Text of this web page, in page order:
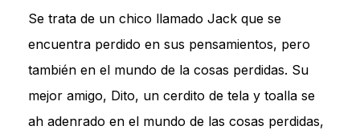
Se trata de un chico llamado Jack que se
encuentra perdido en sus pensamientos, pero
también en el mundo de la cosas perdidas. Su
mejor amigo, Dito, un cerdito de tela y toalla se
ah adenrado en el mundo de las cosas perdidas,